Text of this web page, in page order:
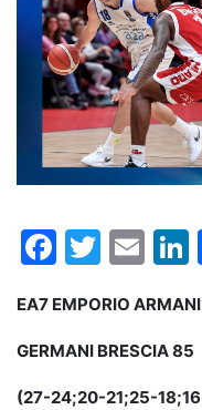
EA7 EMPORIO
GERMANI BRESCIA 85
(27-24;20-21;25-